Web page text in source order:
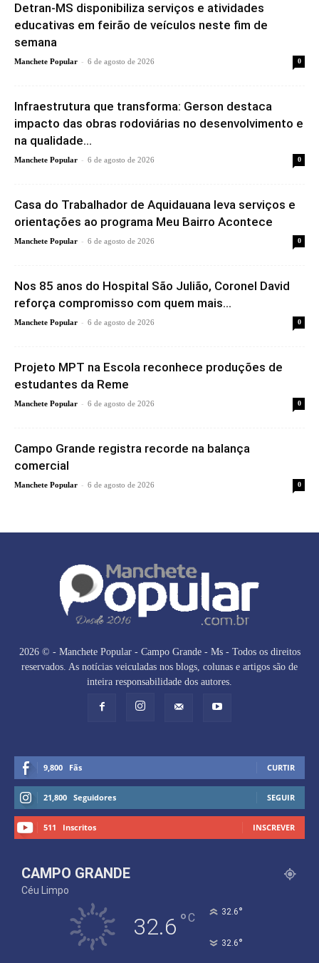
Detran-MS disponibiliza serviços e atividades
educativas em feirão de veículos neste fim de
semana
Manchete Popular - 6 de agosto de 2026 0
Infraestrutura que transforma: Gerson destaca
impacto das obras rodoviárias no desenvolvimento e
na qualidade...
Manchete Popular - 6 de agosto de 2026 0
Casa do Trabalhador de Aquidauana leva serviços e
orientações ao programa Meu Bairro Acontece
Manchete Popular - 6 de agosto de 2026 0
Nos 85 anos do Hospital São Julião, Coronel David
reforça compromisso com quem mais...
Manchete Popular - 6 de agosto de 2026 0
Projeto MPT na Escola reconhece produções de
estudantes da Reme
Manchete Popular - 6 de agosto de 2026 0
Campo Grande registra recorde na balança
comercial
Manchete Popular - 6 de agosto de 2026 0
2026 © - Manchete Popular - Campo Grande - Ms - Todos os direitos
reservados. As notícias veiculadas nos blogs, colunas e artigos são de
inteira responsabilidade dos autores.
9,800 Fãs CURTIR
21,800 Seguidores SEGUIR
511 Inscritos INSCREVER
CAMPO GRANDE
Céu Limpo
32.6 °C 32.6°
32.6°